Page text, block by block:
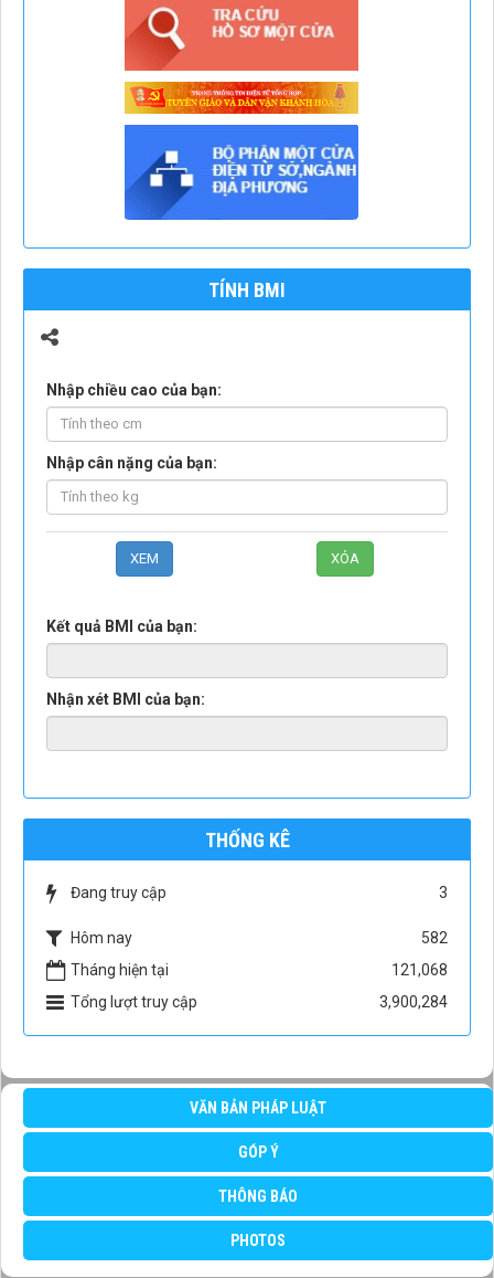
TÍNH BMI
Nhập chiều cao của bạn:
Nhập cân nặng của bạn:
Kết quả BMI của bạn:
Nhận xét BMI của bạn:
THỐNG KÊ
Đang truy cập 3
Hôm nay
582
Tháng hiện tại
121,068
Tổng lượt truy cập
3,900,284
VĂN BẢN PHÁP LUẬT
GÓP Ý
THÔNG BÁO
PHOTOS